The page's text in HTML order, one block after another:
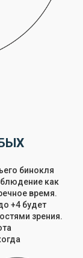
бинокля
как
время.
+4 будет
зрения.